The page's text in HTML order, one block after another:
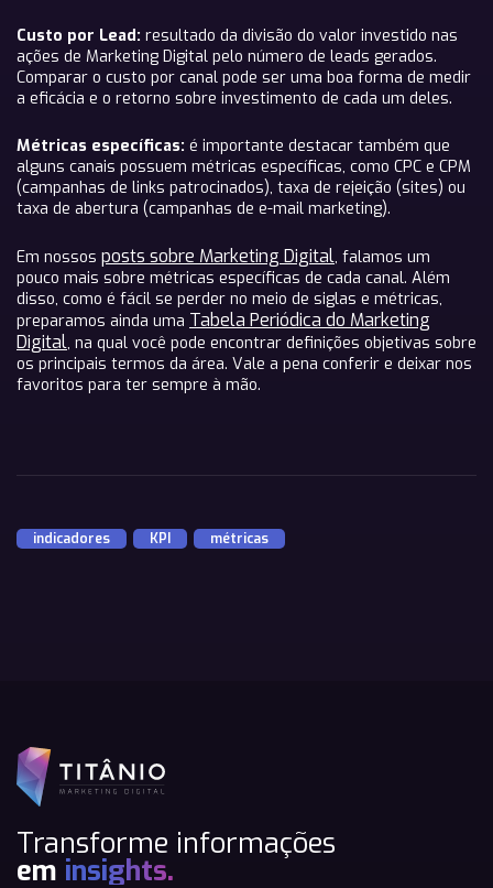
Custo por Lead: resultado da divisão do valor investido nas
ações de Marketing Digital pelo número de leads gerados.
Comparar o custo por canal pode ser uma boa forma de medir
a eficácia e o retorno sobre investimento de cada um deles.
Métricas específicas: é importante destacar também que
alguns canais possuem métricas específicas, como CPC e CPM
(campanhas de links patrocinados), taxa de rejeição (sites) ou
taxa de abertura (campanhas de e-mail marketing).
Em nossos posts sobre Marketing Digital, falamos um
pouco mais sobre métricas específicas de cada canal. Além
disso, como é fácil se perder no meio de siglas e métricas,
preparamos ainda uma Tabela Periódica do Marketing
Digital, na qual você pode encontrar definições objetivas sobre
os principais termos da área. Vale a pena conferir e deixar nos
favoritos para ter sempre à mão.
indicadores KPI métricas
Transforme informações
em insights.